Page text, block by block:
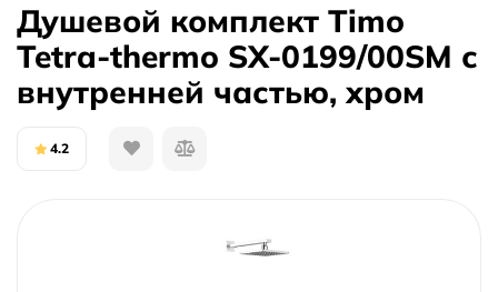
Душевой комплект Timo
Tetra-thermo SX-0199/00SM с
внутренней частью, хром
4.2